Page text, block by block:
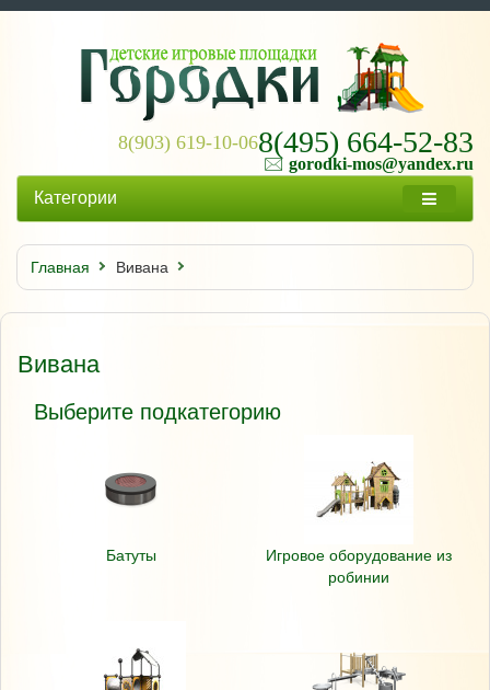
8(495) 664-52-83
8(903) 619-10-06
🖂 gorodki-mos@yandex.ru
Категории
Главная Вивана
Вивана
Выберите подкатегорию
Батуты
Игровое оборудование из
робинии